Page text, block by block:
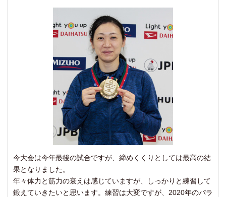
今大会は今年最後の試合ですが、締めくくりとしては最高の結
果となりました。
年々体力と筋力の衰えは感じていますが、しっかりと練習して
鍛えていきたいと思います。練習は大変ですが、2020年のパラ